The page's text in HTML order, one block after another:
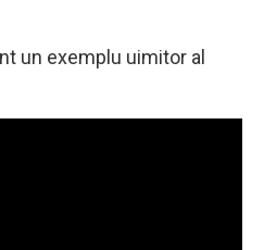
un exemplu uimitor al